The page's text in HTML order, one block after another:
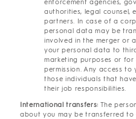
enforcement agencies,
authorities, legal counsel,
partners. In case of a
personal data may be
involved in the merger or
your personal data to
marketing purposes or
permission. Any access
those individuals that
their job responsibilities.
International transfers: The
about you may be transferred